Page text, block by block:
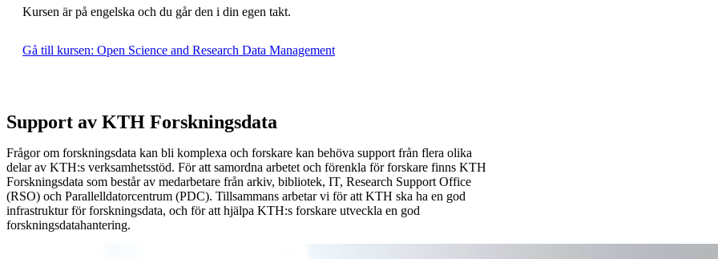
Kursen är på engelska och du går den i din egen takt.
Gå till kursen: Open Science and Research Data Management
Support av KTH Forskningsdata
Frågor om forskningsdata kan bli komplexa och forskare kan behöva support från flera olika
delar av KTH:s verksamhetsstöd. För att samordna arbetet och förenkla för forskare finns KTH
Forskningsdata som består av medarbetare från arkiv, bibliotek, IT, Research Support Office
(RSO) och Parallelldatorcentrum (PDC). Tillsammans arbetar vi för att KTH ska ha en god
infrastruktur för forskningsdata, och för att hjälpa KTH:s forskare utveckla en god
forskningsdatahantering.